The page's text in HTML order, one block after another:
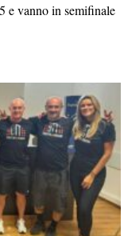
e vanno in semifinale